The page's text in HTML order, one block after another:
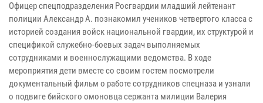
Офицер спецподразделения Росгвардии младший лейтенант
полиции Александр А. познакомил учеников четвертого класса с
историей создания войск национальной гвардии, их структурой и
спецификой служебно-боевых задач выполняемых
сотрудниками и военнослужащими ведомства. В ходе
мероприятия дети вместе со своим гостем посмотрели
документальный фильм о работе сотрудников спецназа и узнали
о подвиге бийского омоновца сержанта милиции Валерия